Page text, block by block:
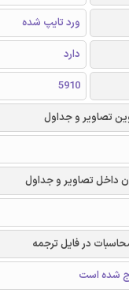
ورد تایپ شده
دارد
5910
تصاویر و جداول
داخل تصاویر و جداول
در فایل ترجمه
شده است